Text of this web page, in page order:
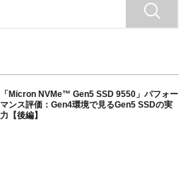
「Micron NVMe™ Gen5 SSD 9550」パフォー
マンス評価：Gen4環境で見るGen5 SSDの実
力【後編】